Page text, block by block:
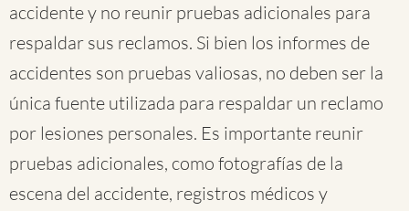
accidente y no reunir pruebas adicionales para
respaldar sus reclamos. Si bien los informes de
accidentes son pruebas valiosas, no deben ser la
única fuente utilizada para respaldar un reclamo
por lesiones personales. Es importante reunir
pruebas adicionales, como fotografías de la
escena del accidente, registros médicos y